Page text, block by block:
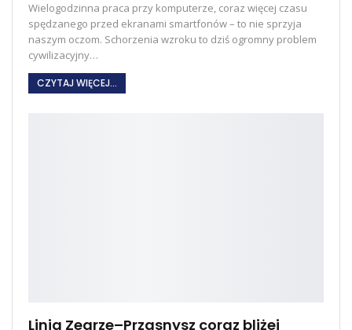
Wielogodzinna praca przy komputerze, coraz więcej czasu
spędzanego przed ekranami smartfonów – to nie sprzyja
naszym oczom. Schorzenia wzroku to dziś ogromny problem
cywilizacyjny…
CZYTAJ WIĘCEJ...
Linia Zegrze–Przasnysz coraz bliżej